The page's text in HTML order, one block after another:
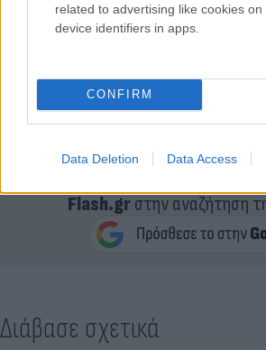
related to advertising like cookies on
device identifiers in apps.
CONFIRM
Data Deletion Data Access
Η Γιβέτ κάλεσε αμέσως την
διασώθηκαν σώοι, ενώ δεν
τραυματισμοί.
Flash.grστην αναζήτηση
Διάβασε σχετικά